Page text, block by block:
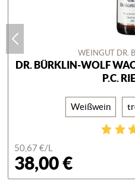
WEINGUT DR.
DR. BÜRKLIN-WOLF
P.C.
Weißwein
50,67 €/L
38,00 €